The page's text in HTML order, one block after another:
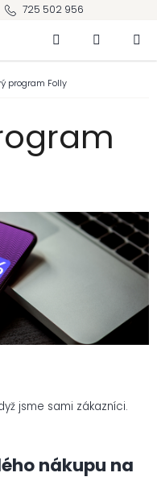
725 502 956
Hledat NÁKUPNÍ
KOŠÍK
program Folly
jsme sami zákazníci.
nákupu na